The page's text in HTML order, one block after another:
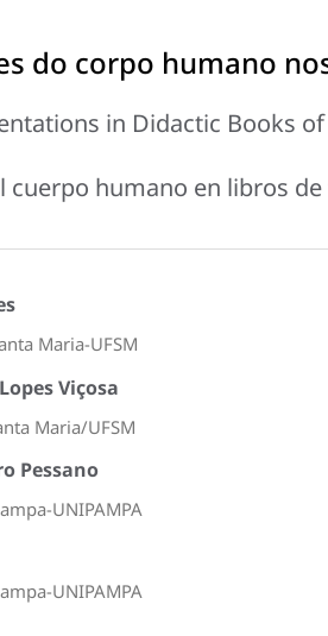
do corpo humano
in Didactic Books of
cuerpo humano en libros
Maria-UFSM
Viçosa
Maria/UFSM
Pessano
UNIPAMPA
UNIPAMPA